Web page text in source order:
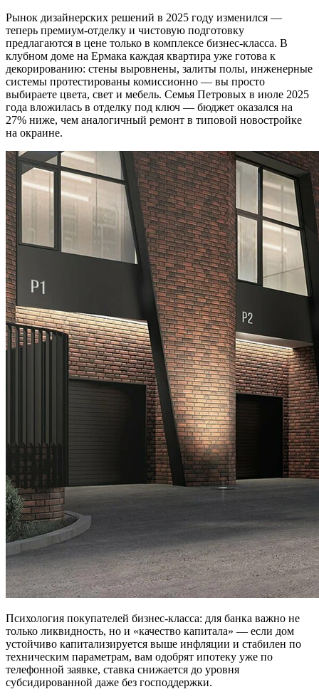
Рынок дизайнерских решений в 2025 году изменился —
теперь премиум-отделку и чистовую подготовку
предлагаются в цене только в комплексе бизнес-класса. В
клубном доме на Ермака каждая квартира уже готова к
декорированию: стены выровнены, залиты полы, инженерные
системы протестированы комиссионно — вы просто
выбираете цвета, свет и мебель. Семья Петровых в июле 2025
года вложилась в отделку под ключ — бюджет оказался на
27% ниже, чем аналогичный ремонт в типовой новостройке
на окраине.
Психология покупателей бизнес-класса: для банка важно не
только ликвидность, но и «качество капитала» — если дом
устойчиво капитализируется выше инфляции и стабилен по
техническим параметрам, вам одобрят ипотеку уже по
телефонной заявке, ставка снижается до уровня
субсидированной даже без господдержки.